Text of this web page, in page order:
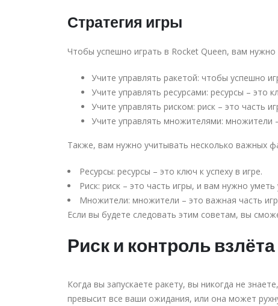
Стратегия игры
Чтобы успешно играть в Rocket Queen, вам
Учите управлять ракетой: чтобы успешно
Учите управлять ресурсами: ресурсы – это
Учите управлять риском: риск – это часть
Учите управлять множителями: множители
Также, вам нужно учитывать несколько важных
Ресурсы: ресурсы – это ключ к успеху в игре.
Риск: риск – это часть игры, и вам нужно уметь
Множители: множители – это важная часть
Если вы будете следовать этим советам, вы
Риск и контроль
Когда вы запускаете ракету, вы никогда не
превысит все ваши ожидания, или она может